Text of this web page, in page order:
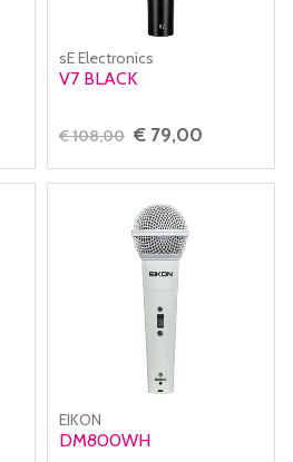
sE Electronics
V7 BLACK
€ 108,00 € 79,00
EIKON
DM800WH